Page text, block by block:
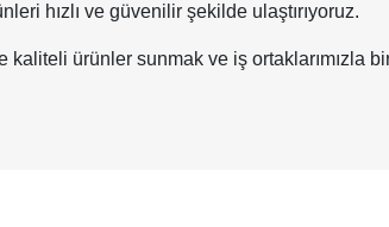
hızlı ve güvenilir şekilde ulaştırıyoruz.
ürünler sunmak ve iş ortaklarımızla